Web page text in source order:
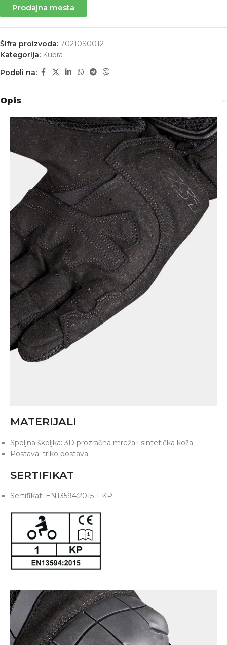
Prodajna mesta
Šifra proizvoda: 70210S0012
Kategorija: Kubra
Podeli na:
Opis
MATERIJALI
Spoljna školjka: 3D prozračna mreža i sintetička koža
Postava: triko postava
SERTIFIKAT
Sertifikat: EN13594:2015-1-KP